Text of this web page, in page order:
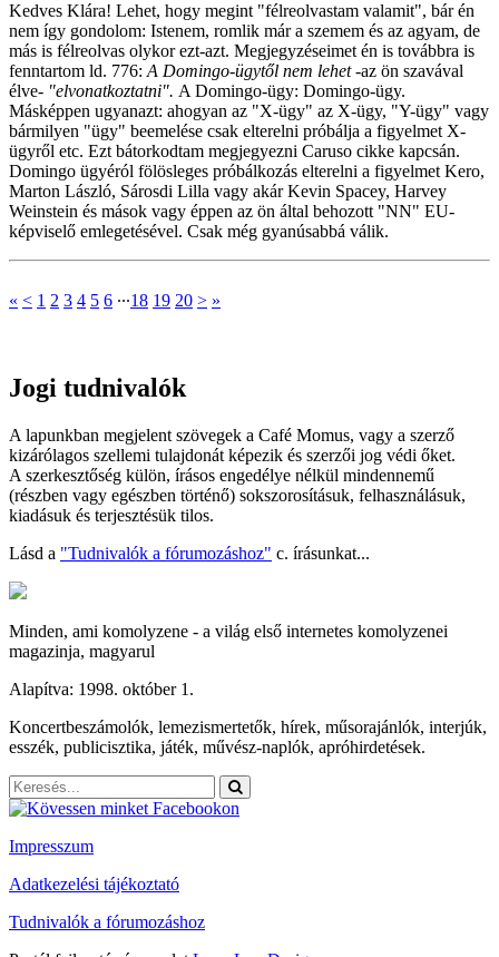
Kedves Klára! Lehet, hogy megint "félreolvastam valamit", bár én
nem így gondolom: Istenem, romlik már a szemem és az agyam, de
más is félreolvas olykor ezt-azt. Megjegyzéseimet én is továbbra is
fenntartom ld. 776: A Domingo-ügytől nem lehet-az ön szavával
élve- "elvonatkoztatni". A Domingo-ügy: Domingo-ügy.
Másképpen ugyanazt: ahogyan az "X-ügy" az X-ügy, "Y-ügy" vagy
bármilyen "ügy" beemelése csak elterelni próbálja a figyelmet X-
ügyről etc. Ezt bátorkodtam megjegyezni Caruso cikke kapcsán.
Domingo ügyéról fölösleges próbálkozás elterelni a figyelmet Kero,
Marton László, Sárosdi Lilla vagy akár Kevin Spacey, Harvey
Weinstein és mások vagy éppen az ön által behozott "NN" EU-
képviselő emlegetésével. Csak még gyanúsabbá válik.
« < 1 2 3 4 5 6 ∙∙∙18 19 20 > »
Jogi tudnivalók
A lapunkban megjelent szövegek a Café Momus, vagy a szerző
kizárólagos szellemi tulajdonát képezik és szerzői jog védi őket.
A szerkesztőség külön, írásos engedélye nélkül mindennemű
(részben vagy egészben történő) sokszorosításuk, felhasználásuk,
kiadásuk és terjesztésük tilos.
Lásd a "Tudnivalók a fórumozáshoz" c. írásunkat...
Minden, ami komolyzene - a világ első internetes komolyzenei
magazinja, magyarul
Alapítva: 1998. október 1.
Koncertbeszámolók, lemezismertetők, hírek, műsorajánlók, interjúk,
esszék, publicisztika, játék, művész-naplók, apróhirdetések.
Impresszum
Adatkezelési tájékoztató
Tudnivalók a fórumozáshoz